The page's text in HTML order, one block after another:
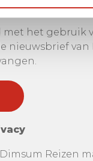
met het gebruik
nieuwsbrief van
Reizen